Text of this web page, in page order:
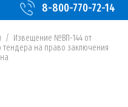
8-800-770-72-14
/ Извещение №ВП-144 от
тендера на право заключения